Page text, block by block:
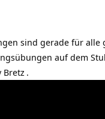
sind gerade für
auf dem
Bretz.